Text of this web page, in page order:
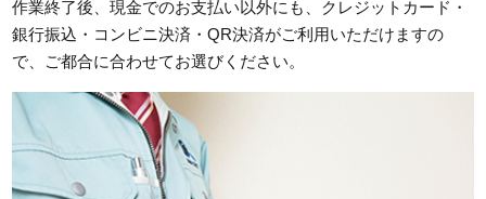
作業終了後、現金でのお支払い以外にも、クレジットカード・
銀行振込・コンビニ決済・QR決済がご利用いただけますの
で、ご都合に合わせてお選びください。